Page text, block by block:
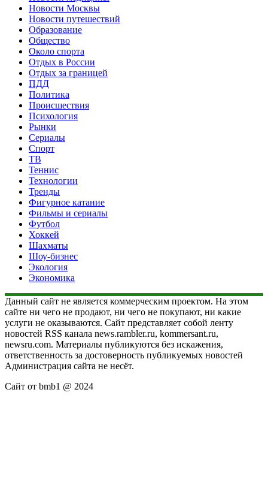
Новости Москвы
Новости путешествий
Образование
Общество
Около спорта
Отдых в России
Отдых за границей
ПДД
Политика
Происшествия
Психология
Рынки
Сериалы
Спорт
ТВ
Теннис
Технологии
Тренды
Фигурное катание
Фильмы и сериалы
Футбол
Хоккей
Шахматы
Шоу-бизнес
Экология
Экономика
Данный сайт не является коммерческим проектом. На этом
сайте ни чего не продают, ни чего не покупают, ни какие
услуги не оказываются. Сайт представляет собой ленту
новостей RSS канала news.rambler.ru, kommersant.ru,
newsru.com. Материалы публикуются без искажения,
ответственность за достоверность публикуемых новостей
Администрация сайта не несёт.
Сайт от bmb1 @ 2024